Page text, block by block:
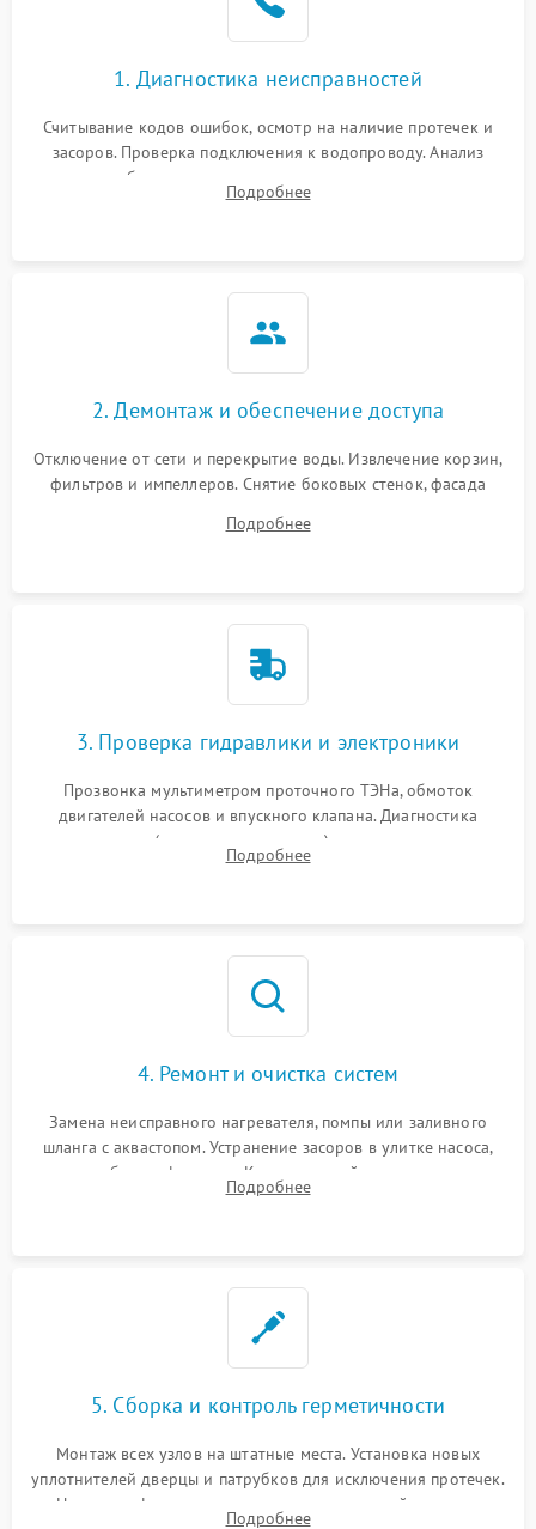
Проблемы с1. Диагностика неисправностей
Считывание кодов ошибок, осмотр на наличие протечек и
засоров. Проверка подключения к водопроводу. Анализ
жалоб на отсутствие слива, нагрева, вращения
разбрызгивателей или срабатывание системы защиты
Подробнее
2. Демонтаж и обеспечение доступа
Отключение от сети и перекрытие воды. Извлечение корзин,
фильтров и импеллеров. Снятие боковых стенок, фасада
циркуляционному насосу, ТЭНу и сливной помпе.
Подробнее
3. Проверка гидравлики и электроники
Прозвонка мультиметром проточного ТЭНа, обмоток
двигателей насосов и впускного клапана. Диагностика
прессостата (датчика уровня воды), датчика мутности,
концевика дверцы и электронного модуля управления.
Подробнее
4. Ремонт и очистка систем
Замена неисправного нагревателя, помпы или заливного
шланга с аквастопом. Устранение засоров в улитке насоса,
патрубках и фильтрах. Компонентный ремонт платы
управления, восстановление поврежденной проводки.
Подробнее
5. Сборка и контроль герметичности
Монтаж всех узлов на штатные места. Установка новых
уплотнителей дверцы и патрубков для исключения протечек.
Надежная фиксация хомутов гидравлической системы,
Подробнее